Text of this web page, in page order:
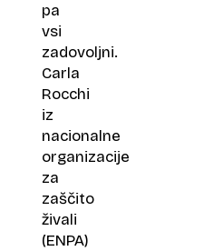
pa
vsi
zadovoljni.
Carla
Rocchi
iz
nacionalne
organizacije
za
zaščito
živali
(ENPA)